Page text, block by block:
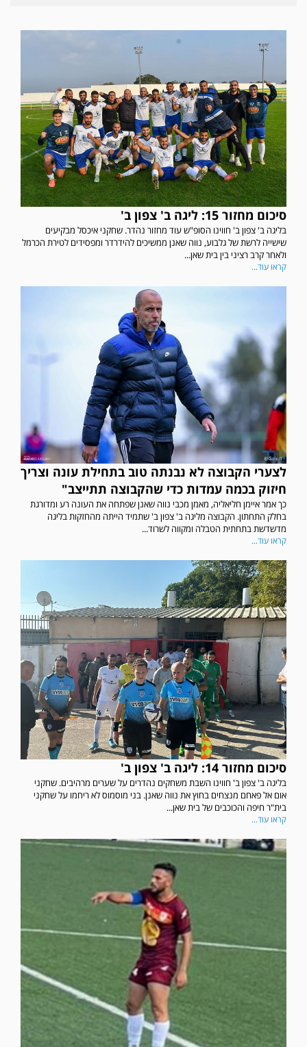
סיכום מחזור 15: ליגה ב' צפון ב'
בליגה ב' צפון ב' חווינו הסופ"ש עוד מחזור נהדר. שחקני איכסל מבקיעים
שישייה לרשת של גלבוע, נווה שאנן ממשיכים להידרדר ומפסידים לטירת הכרמל
ולאחר קרב רציני בין בית שאן...
קראו עוד...
לצערי הקבוצה לא נבנתה טוב בתחילת עונה וצריך
חיזוק בכמה עמדות כדי שהקבוצה תתייצב"
כך אמר איימן חליאליה, מאמן מכבי נווה שאנן שפתחה את העונה רע ומדורגת
בחלק התחתון. הקבוצה מליגה ב' צפון ב' שתמיד הייתה מהחזקות בליגה
מדשדשת בתחתית הטבלה ומקווה לשרוד...
קראו עוד...
סיכום מחזור 14: ליגה ב' צפון ב'
בליגה ב' צפון ב' חווינו השבת משחקים נהדרים על שערים מרהיבים. שחקני
אום אל פאחם מנצחים בחוץ את נווה שאנן. בני מוסמוס לא ריחמו על שחקני
בית"ר חיפה והכוכבים של בית שאן...
קראו עוד...